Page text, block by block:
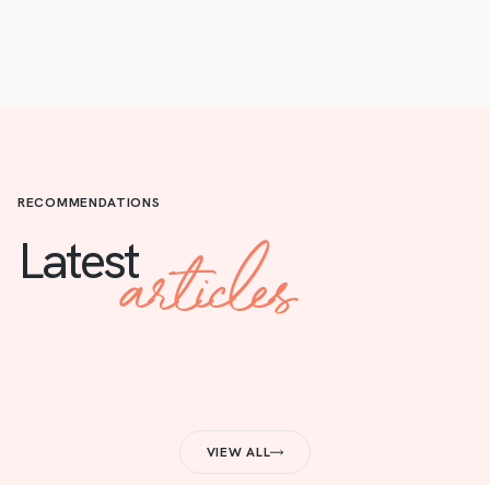
RECOMMENDATIONS
Latestarticles
VIEW ALL